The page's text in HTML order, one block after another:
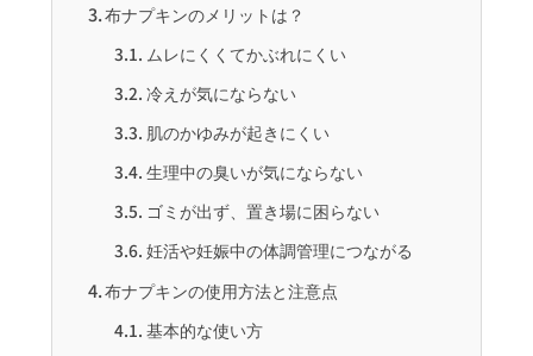
布ナプキンのメリットは？
ムレにくくてかぶれにくい
冷えが気にならない
肌のかゆみが起きにくい
生理中の臭いが気にならない
ゴミが出ず、置き場に困らない
妊活や妊娠中の体調管理につながる
布ナプキンの使用方法と注意点
基本的な使い方